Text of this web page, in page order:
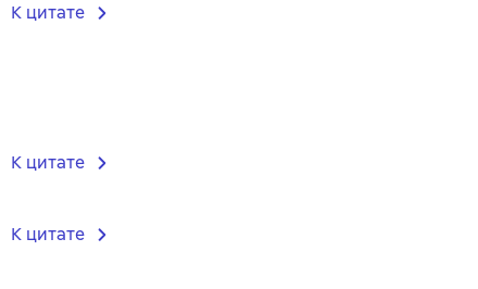
К цитате
К цитате
К цитате